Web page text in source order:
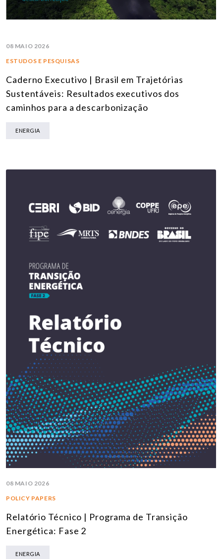
08 MAIO 2026
ESTUDOS E PESQUISAS
Caderno Executivo | Brasil em Trajetórias
Sustentáveis: Resultados executivos dos
caminhos para a descarbonização
ENERGIA
08 MAIO 2026
POLICY PAPERS
Relatório Técnico | Programa de Transição
Energética: Fase 2
ENERGIA